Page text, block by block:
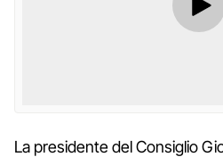
La presidente del Consiglio